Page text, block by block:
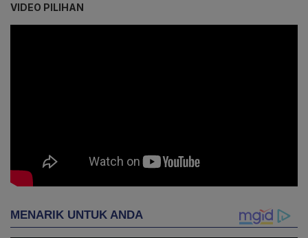
VIDEO PILIHAN